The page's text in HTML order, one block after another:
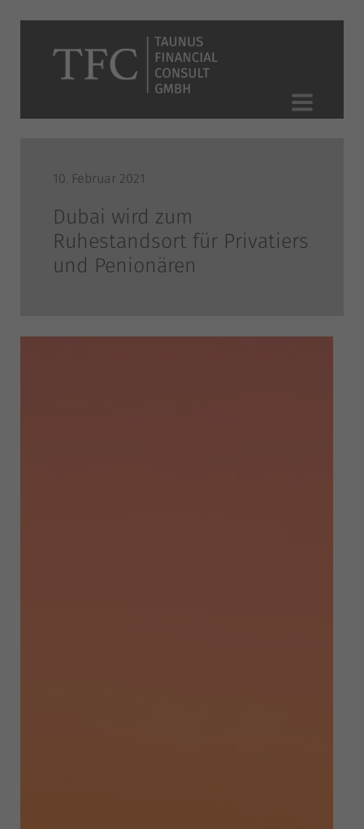
10. Februar 2021
Dubai wird zum
Ruhestandsort für Privatiers
und Penionären